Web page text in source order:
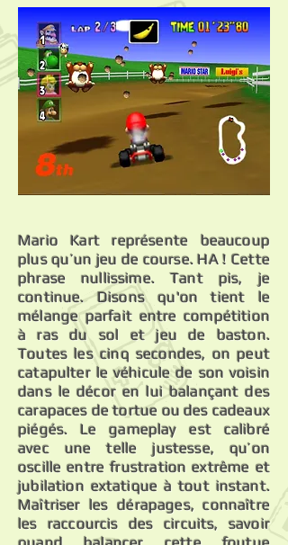
Mario Kart représente beaucoup
plus qu’un jeu de course. HA ! Cette
phrase nullissime. Tant pis, je
continue. Disons qu'on tient le
mélange parfait entre compétition
à ras du sol et jeu de baston.
Toutes les cinq secondes, on peut
catapulter le véhicule de son voisin
dans le décor en lui balançant des
carapaces de tortue ou des cadeaux
piégés. Le gameplay est calibré
avec une telle justesse, qu’on
oscille entre frustration extrême et
jubilation extatique à tout instant.
Maîtriser les dérapages, connaître
les raccourcis des circuits, savoir